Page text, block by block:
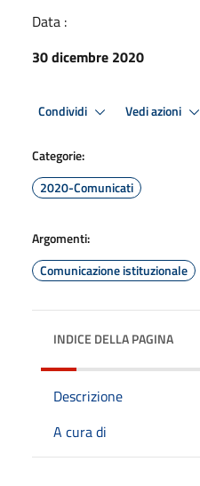
Data :
30 dicembre 2020
Condividi Vedi azioni
Categorie:
2020-Comunicati
Argomenti:
Comunicazione istituzionale
INDICE DELLA PAGINA
Descrizione
A cura di